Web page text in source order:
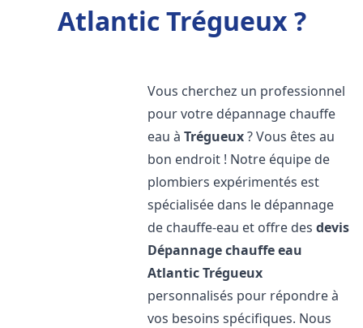
Atlantic Trégueux ?
Vous cherchez un professionnel
pour votre dépannage chauffe
eau àTrégueux? Vous êtes au
bon endroit ! Notre équipe de
plombiers expérimentés est
spécialisée dans le dépannage
de chauffe-eau et offre desdevis
Dépannage chauffe eau
AtlanticTrégueux
personnalisés pour répondre à
vos besoins spécifiques. Nous